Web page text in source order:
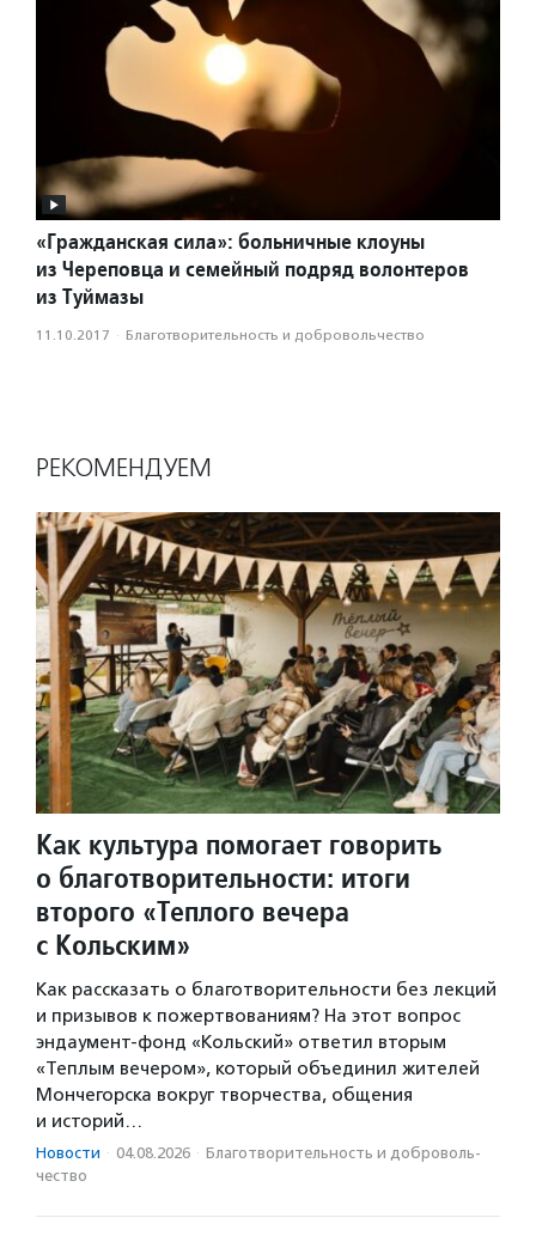
«Гражданская сила»: больничные клоуны
из Череповца и семейный подряд волонтеров
из Туймазы
11.10.2017 · Благотвори­тель­ность и доброволь­чест­во
РЕКОМЕНДУЕМ
Как культура помогает говорить
о благотворительности: итоги
второго «Теплого вечера
с Кольским»
Как рассказать о благотворительности без лекций
и призывов к пожертвованиям? На этот вопрос
эндаумент-фонд «Кольский» ответил вторым
«Теплым вечером», который объединил жителей
Мончегорска вокруг творчества, общения
и историй…
Новости · 04.08.2026 · Благотвори­тель­ность и доброволь­
чест­во